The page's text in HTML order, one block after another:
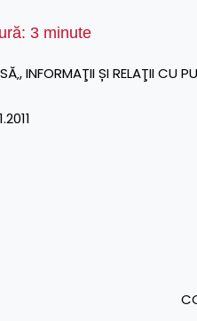
3 minute
INFORMAŢII ȘI RELAŢII CU